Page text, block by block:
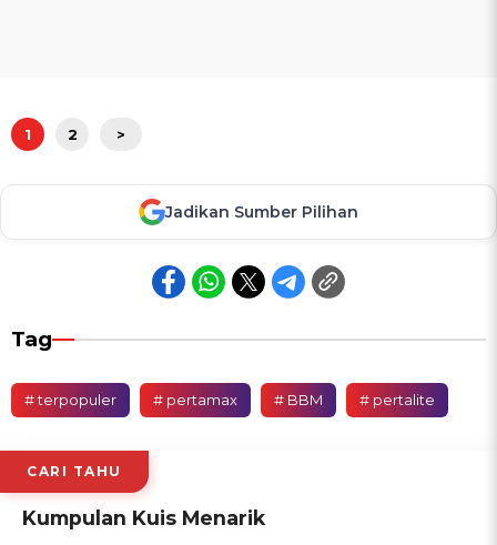
1 2 >
Jadikan Sumber Pilihan
Tag
# terpopuler # pertamax # BBM # pertalite
CARI TAHU
Kumpulan Kuis Menarik